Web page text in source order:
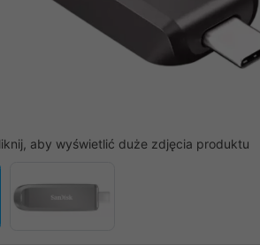
aby wyświetlić duże zdjęcia produktu